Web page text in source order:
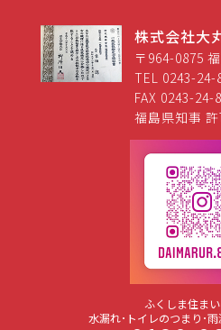
株式会社大
〒964-0875
TEL 0243-24-
FAX 0243-24-
福島県知事
ふくしま住ま
水漏れ･トイレのつまり･